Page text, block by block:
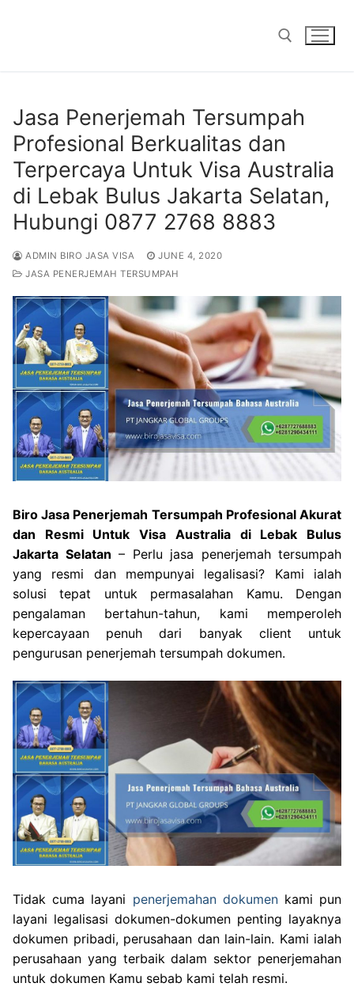
Jasa Penerjemah Tersumpah
Profesional Berkualitas dan
Terpercaya Untuk Visa Australia
di Lebak Bulus Jakarta Selatan,
Hubungi 0877 2768 8883
ADMIN BIRO JASA VISA
JUNE 4, 2020
JASA PENERJEMAH TERSUMPAH
Biro Jasa Penerjemah Tersumpah Profesional Akurat
dan Resmi Untuk Visa Australia di Lebak Bulus
Jakarta Selatan – Perlu jasa penerjemah tersumpah
yang resmi dan mempunyai legalisasi? Kami ialah
solusi tepat untuk permasalahan Kamu. Dengan
pengalaman bertahun-tahun, kami memperoleh
kepercayaan penuh dari banyak client untuk
pengurusan penerjemah tersumpah dokumen.
Tidak cuma layani penerjemahan dokumenkami pun
layani legalisasi dokumen-dokumen penting layaknya
dokumen pribadi, perusahaan dan lain-lain. Kami ialah
perusahaan yang terbaik dalam sektor penerjemahan
untuk dokumen Kamu sebab kami telah resmi.